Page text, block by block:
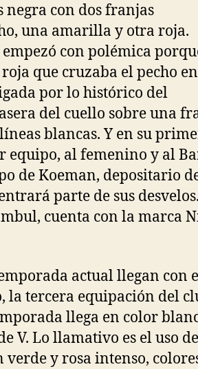
negra con dos franjas
una amarilla y otra roja.
con polémica
que cruzaba el pecho en
por lo histórico del
del cuello sobre una
blancas. Y en su
equipo, al femenino y al
de Koeman, depositario
parte de sus
cuenta con la marca
actual llegan con
la tercera equipación del
llega en color
V. Lo llamativo es el uso de
y rosa intenso,